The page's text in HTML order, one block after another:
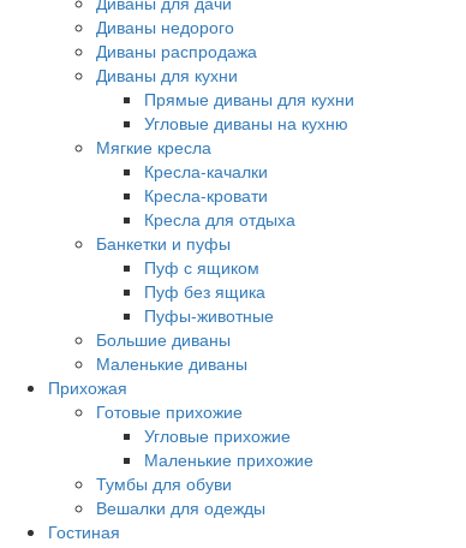
Диваны недорого
Диваны распродажа
Диваны для кухни
Прямые диваны для кухни
Угловые диваны на кухню
Мягкие кресла
Кресла-качалки
Кресла-кровати
Кресла для отдыха
Банкетки и пуфы
Пуф с ящиком
Пуф без ящика
Пуфы-животные
Большие диваны
Маленькие диваны
Прихожая
Готовые прихожие
Угловые прихожие
Маленькие прихожие
Тумбы для обуви
Вешалки для одежды
Гостиная